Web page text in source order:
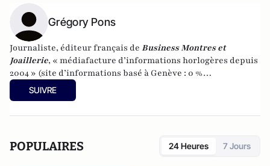
Grégory Pons
Journaliste, éditeur français de Business Montres et
Joaillerie, « médiafacture d’informations horlogères depuis
2004 » (site d’informations basé à Genève : 0 %
publicité-100 % liberté), spécialiste du marketing horloger
et de l’analyse des marchés de la montre.
SUIVRE
POPULAIRES 24 Heures 7 Jours